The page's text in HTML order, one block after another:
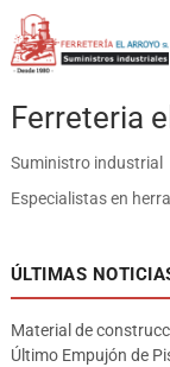
Ferreteria
Suministro industrial
Especialistas en
ÚLTIMAS
Material de
Último Empujón de